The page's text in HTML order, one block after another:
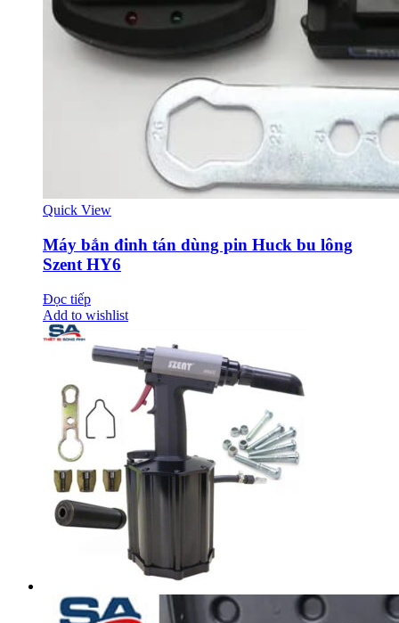
Quick View
Máy bắn đinh tán dùng pin Huck bu lông
Szent HY6
Đọc tiếp
Add to wishlist